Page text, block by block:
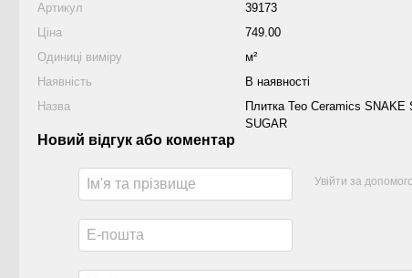
Артикул
39173
Ціна
749.00
Одиниці виміру
м²
Наявність
В наявності
Назва
Плитка Teo Ceramics
SUGAR
Новий відгук або коментар
Увійти за